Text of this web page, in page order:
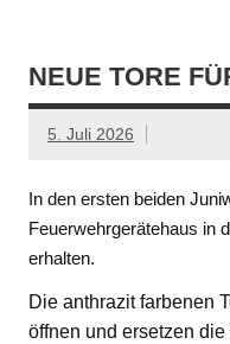
NEUE TORE
5. Juli 2026
In den ersten beiden
Feuerwehrgerätehaus in
erhalten.
Die anthrazit farbenen
öffnen und ersetzen